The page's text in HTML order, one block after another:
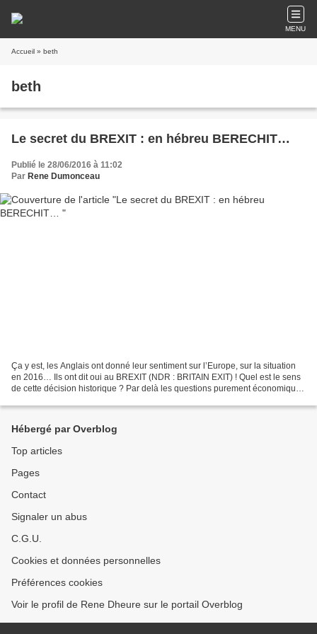
MENU
Accueil » beth
beth
Le secret du BREXIT : en hébreu BERECHIT…
Publié le 28/06/2016 à 11:02
Par Rene Dumonceau
Ça y est, les Anglais ont donné leur sentiment sur l’Europe, sur la situation
en 2016… Ils ont dit oui au BREXIT (NDR : BRITAIN EXIT) ! Quel est le sens
de cette décision historique ? Par delà les questions purement économiques
Hébergé par Overblog
Top articles
Pages
Contact
Signaler un abus
C.G.U.
Cookies et données personnelles
Préférences cookies
Voir le profil de Rene Dheure sur le portail Overblog